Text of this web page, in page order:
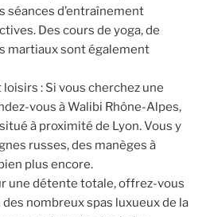
séances d’entraînement
Des cours de yoga, de
martiaux sont également
: Si vous cherchez une
vous à Walibi Rhône-Alpes,
à proximité de Lyon. Vous y
russes, des manèges à
plus encore.
une détente totale, offrez-vous
des nombreux spas luxueux de la